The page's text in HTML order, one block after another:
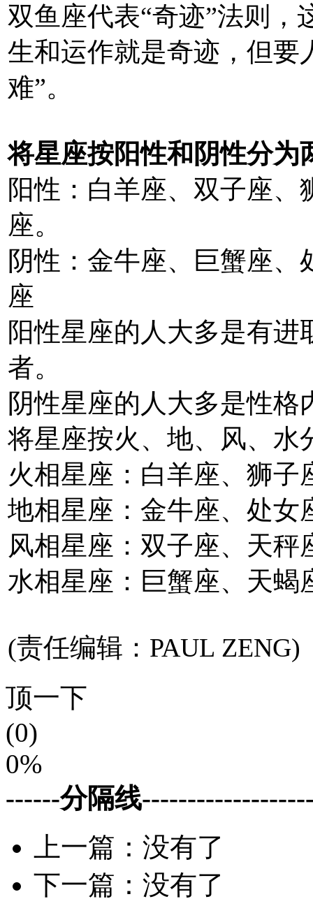
双鱼座代表“奇迹”法则，
生和运作就是奇迹，但要
难”。
将星座按阳性和阴性分为
阳性：白羊座、双子座
座。
阴性：金牛座、巨蟹座
座
阳性星座的人大多是有
者。
阴性星座的人大多是性
将星座按火、地、风、水
火相星座：白羊座、狮
地相星座：金牛座、处
风相星座：双子座、天
水相星座：巨蟹座、天蝎
(责任编辑：PAUL ZENG)
顶一下
(0)
0%
------分隔线
上一篇：没有了
下一篇：没有了